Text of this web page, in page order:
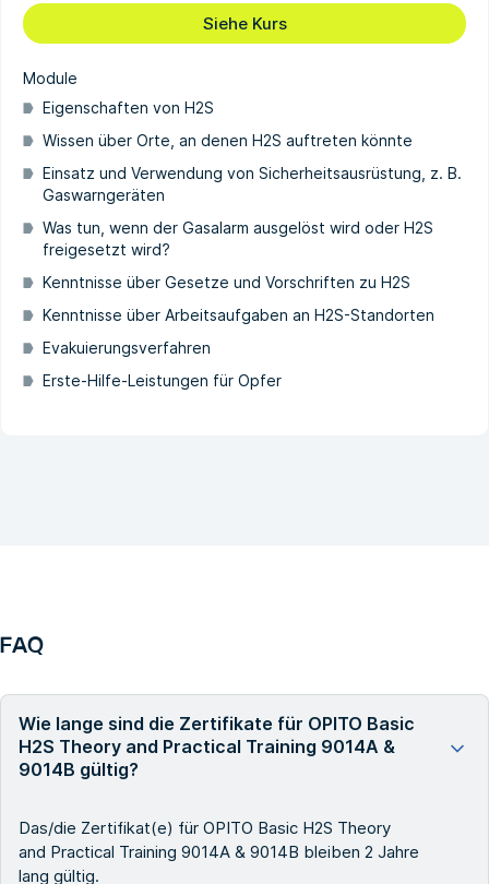
Siehe Kurs
Module
Eigenschaften von H2S
Wissen über Orte, an denen H2S auftreten könnte
Einsatz und Verwendung von Sicherheitsausrüstung, z. B.
Gaswarngeräten
Was tun, wenn der Gasalarm ausgelöst wird oder H2S
freigesetzt wird?
Kenntnisse über Gesetze und Vorschriften zu H2S
Kenntnisse über Arbeitsaufgaben an H2S-Standorten
Evakuierungsverfahren
Erste-Hilfe-Leistungen für Opfer
FAQ
Wie lange sind die Zertifikate für OPITO Basic
H2S Theory and Practical Training 9014A &
9014B gültig?
Das/die Zertifikat(e) für OPITO Basic H2S Theory
and Practical Training 9014A & 9014B bleiben 2 Jahre
lang gültig.